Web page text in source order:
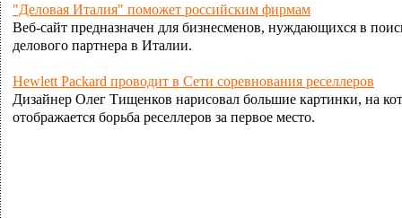
"Деловая Италия" поможет российским фирмам
Веб-сайт предназначен для бизнесменов, нуждающихся в
делового партнера в Италии.
Hewlett Packard проводит в Сети соревнования реселлеров
Дизайнер Олег Тищенков нарисовал большие картинки, на
отображается борьба реселлеров за первое место.